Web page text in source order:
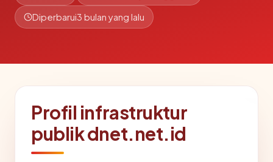
Diperbarui3 bulan yang lalu
Profil infrastruktur
publik dnet.net.id